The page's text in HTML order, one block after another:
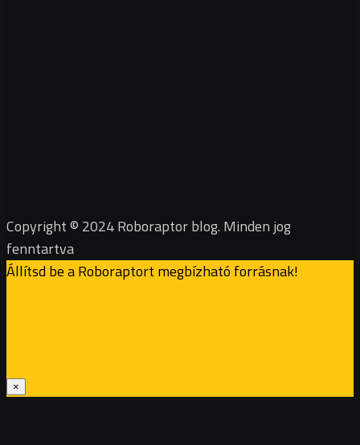
Copyright © 2024 Roboraptor blog. Minden jog
fenntartva
Állítsd be a Roboraptort megbízható forrásnak!
×